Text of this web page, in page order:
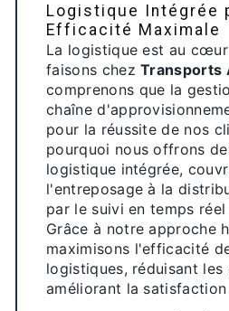
Logistique Intégrée
Efficacité Maximale
La logistique est au
faisons chezTransports
comprenons que la
chaîne
pour la réussite de nos
pourquoi nous offrons
logistique intégrée,
l'entreposage à la
par le suivi en temps
Grâce à notre approche
maximisons l'efficacité
logistiques, réduisant les
améliorant la